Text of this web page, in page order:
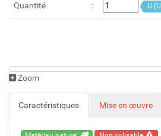
Quantité U
Zoom
Caractéristiques Mise en œuvre